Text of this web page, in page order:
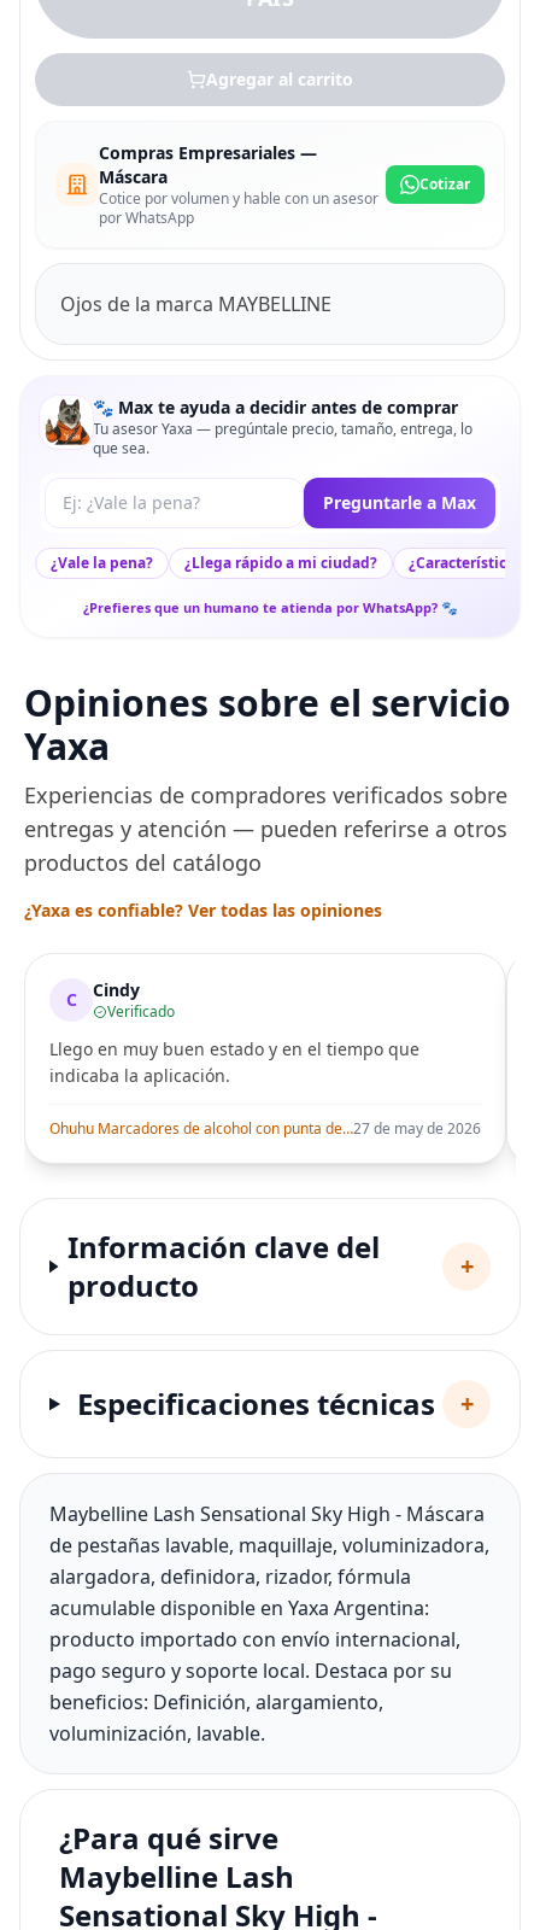
Agregar al carrito
Compras Empresariales —
Máscara
Cotice por volumen y hable con un asesor
por WhatsApp
Cotizar
Ojos de la marca MAYBELLINE
🐾 Max te ayuda a decidir antes de comprar
Tu asesor Yaxa — pregúntale precio, tamaño, entrega, lo
que sea.
Tu pregunta a Max Preguntarle a Max
¿Vale la pena? ¿Llega rápido a mi ciudad? ¿Características
¿Prefieres que un humano te atienda por WhatsApp? 🐾
Opiniones sobre el servicio
Yaxa
Experiencias de compradores verificados sobre
entregas y atención — pueden referirse a otros
productos del catálogo
¿Yaxa es confiable? Ver todas las opiniones
C Cindy
Verificado
Llego en muy buen estado y en el tiempo que
indicaba la aplicación.
Ohuhu Marcadores de alcohol con punta de pincel – Juego de marcadores artísticos de doble punta con certificación AP para artistas adultos27 de may de 2026
Información clave del
producto
+
Especificaciones técnicas +
Maybelline Lash Sensational Sky High - Máscara
de pestañas lavable, maquillaje, voluminizadora,
alargadora, definidora, rizador, fórmula
acumulable disponible en Yaxa Argentina:
producto importado con envío internacional,
pago seguro y soporte local. Destaca por su
beneficios: Definición, alargamiento,
voluminización, lavable.
¿Para qué sirve
Maybelline Lash
Sensational Sky High -